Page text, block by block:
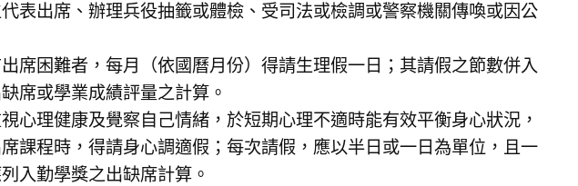
表出席、辦理兵役抽籤或體檢、受司法或檢調或警察機關傳喚或因公
席困難者，每月（依國曆月份）得請生理假一日；其請假之節數併入
席或學業成績評量之計算。
心理健康及覺察自己情緒，於短期心理不適時能有效平衡身心狀況，
課程時，得請身心調適假；每次請假，應以半日或一日為單位，且一
入勤學獎之出缺席計算。